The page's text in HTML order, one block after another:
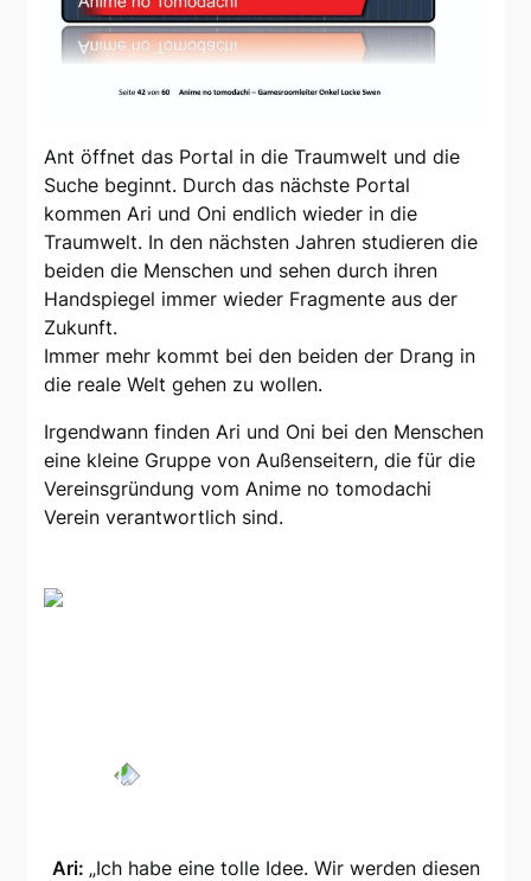
Ant öffnet das Portal in die Traumwelt und die
Suche beginnt. Durch das nächste Portal
kommen Ari und Oni endlich wieder in die
Traumwelt. In den nächsten Jahren studieren die
beiden die Menschen und sehen durch ihren
Handspiegel immer wieder Fragmente aus der
Zukunft.
Immer mehr kommt bei den beiden der Drang in
die reale Welt gehen zu wollen.
Irgendwann finden Ari und Oni bei den Menschen
eine kleine Gruppe von Außenseitern, die für die
Vereinsgründung vom Anime no tomodachi
Verein verantwortlich sind.
Ari: „Ich habe eine tolle Idee. Wir werden diesen